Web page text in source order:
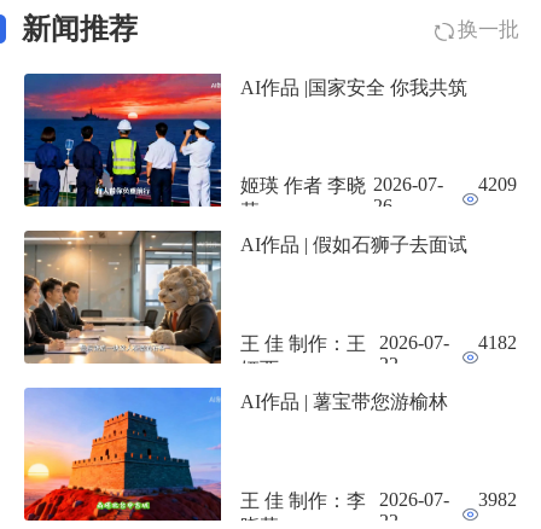
新闻推荐 换一批
AI作品 |国家安全 你我共筑
姬瑛 作者 李晓
莉
2026-07-
26
4209
AI作品 | 假如石狮子去面试
王 佳 制作：王
娅西
2026-07-
22
4182
AI作品 | 薯宝带您游榆林
王 佳 制作：李
2026-07-
22
3982